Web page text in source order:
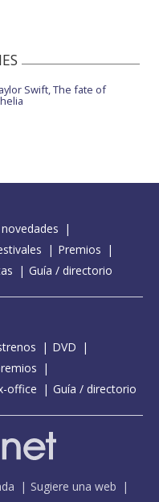
Swift, The fate of
Premios
Guía / directorio
DVD
office Guía / directorio
Sugiere una web